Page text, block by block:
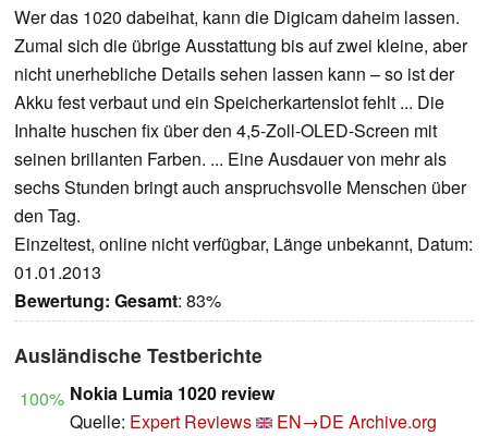
Wer das 1020 dabeihat, kann die Digicam daheim lassen.
Zumal sich die übrige Ausstattung bis auf zwei kleine, aber
nicht unerhebliche Details sehen lassen kann – so ist der
Akku fest verbaut und ein Speicherkartenslot fehlt ... Die
Inhalte huschen fix über den 4,5-Zoll-OLED-Screen mit
seinen brillanten Farben. ... Eine Ausdauer von mehr als
sechs Stunden bringt auch anspruchsvolle Menschen über
den Tag.
Einzeltest, online nicht verfügbar, Länge unbekannt, Datum:
01.01.2013
Bewertung: Gesamt: 83%
Ausländische Testberichte
100% Nokia Lumia 1020 review
Quelle: Expert Reviews EN→DE Archive.org